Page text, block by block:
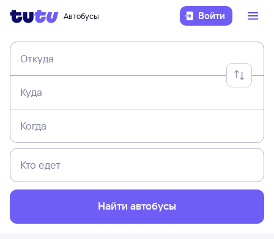
Автобусы Войти
Откуда
Куда
Когда
Кто едет
Найти автобусы